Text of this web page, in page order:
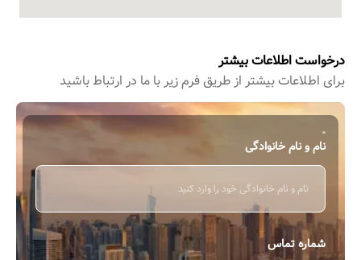
درخواست اطلاعات بیشتر
برای اطﻼعات بیشتر از طریق فرم زیر با ما در ارتباط باشید
نام و نام خانوادگی
شماره تماس